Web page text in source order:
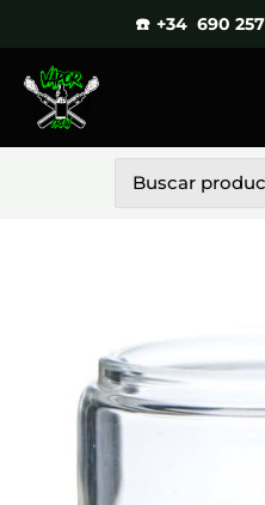
contenido
☎️ +34 690 257
por: